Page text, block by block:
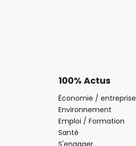
100% Actus
Économie / entreprise
Environnement
Emploi / Formation
Santé
S'engager